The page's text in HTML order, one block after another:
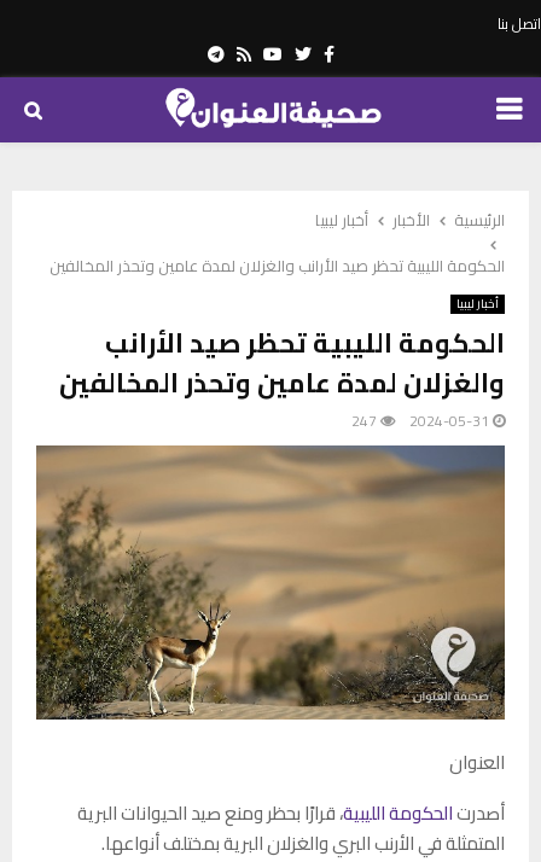
اتصل بنا
Facebook
Twitter
Youtube
Rss
Telegram
PRIMARY
الرئيسية الأخبار
أخبار ليبيا
الحكومة الليبية تحظر صيد الأرانب والغزلان لمدة عامين وتحذر المخالفين
أخبار ليبيا
الحكومة الليبية تحظر صيد الأرانب
والغزلان لمدة عامين وتحذر المخالفين
2024-05-31
247
العنوان
أصدرتالحكومة الليبية، قرارًا بحظر ومنع صيد الحيوانات البرية
المتمثلة في الأرنب البري والغزلان البرية بمختلف أنواعها.